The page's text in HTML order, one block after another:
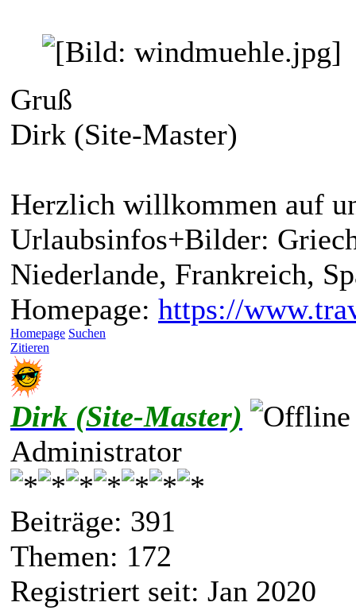
Gruß
Dirk (Site-Master)
Herzlich willkommen auf
Urlaubsinfos+Bilder:
Niederlande, Frankreich,
Homepage: https://
Homepage Suchen
Zitieren
Dirk (Site-Master)
Administrator
Beiträge: 391
Themen: 172
Registriert seit: Jan 2020